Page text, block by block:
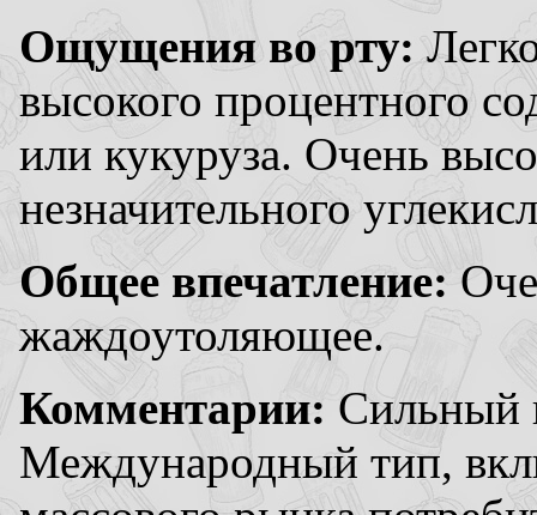
Ощущения во рту:
высокого процентного
или кукуруза. Очень
незначительного
Общее впечатление:
жаждоутоляющее.
Комментарии: Сильный
Международный тип,